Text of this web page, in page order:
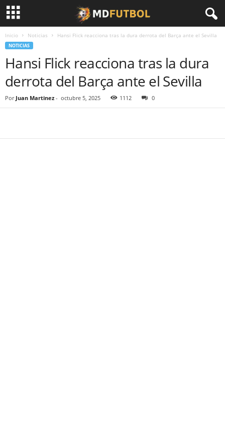
Inicio Noticias Hansi Flick reacciona tras la dura derrota del Barça ante el Sevilla
NOTICIAS
Hansi Flick reacciona tras la dura
derrota del Barça ante el Sevilla
Por Juan Martinez - octubre 5, 2025 1112 0